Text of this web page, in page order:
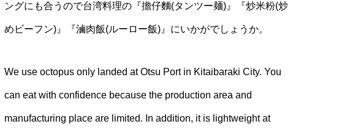
ングにも合うので台湾料理の『擔仔麵(タンツー麺)』『炒米粉(炒
めビーフン)』『滷肉飯(ルーロー飯)』にいかがでしょうか。
We use octopus only landed at Otsu Port in Kitaibaraki City. You
can eat with confidence because the production area and
manufacturing place are limited. In addition, it is lightweight at